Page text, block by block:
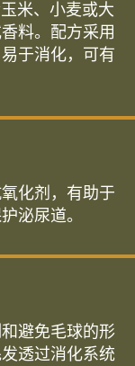
米、小麦或大
料。配方采用
于消化，可有
化剂，有助于
泌尿道。
避免毛球的形
透过消化系统